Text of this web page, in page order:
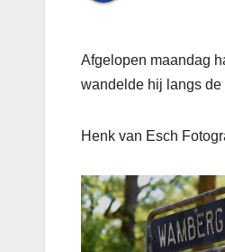
Afgelopen maandag
wandelde hij langs
Henk van Esch